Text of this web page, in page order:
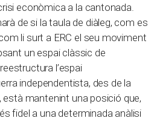
econòmica a la cantonada.
de si la taula de diàleg, com es
li surt a ERC el seu moviment
un espai clàssic de
l’espai
independentista, des de la
està mantenint una posició que,
fidel a una determinada anàlisi